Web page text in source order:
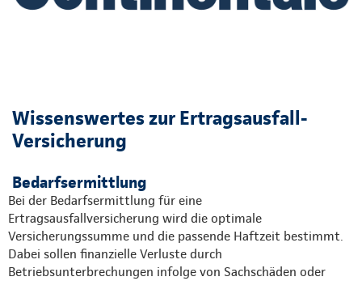
Wissenswertes zur Ertragsausfall-
Versicherung
Bedarfsermittlung
Bei der Bedarfsermittlung für eine
Ertragsausfallversicherung wird die optimale
Versicherungssumme und die passende Haftzeit bestimmt.
Dabei sollen finanzielle Verluste durch
Betriebsunterbrechungen infolge von Sachschäden oder